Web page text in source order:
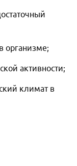
организме;
активности;
климат в